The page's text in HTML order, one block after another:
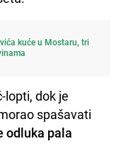
kuće u Mostaru, tri
lopti, dok je
spašavati
odluka pala